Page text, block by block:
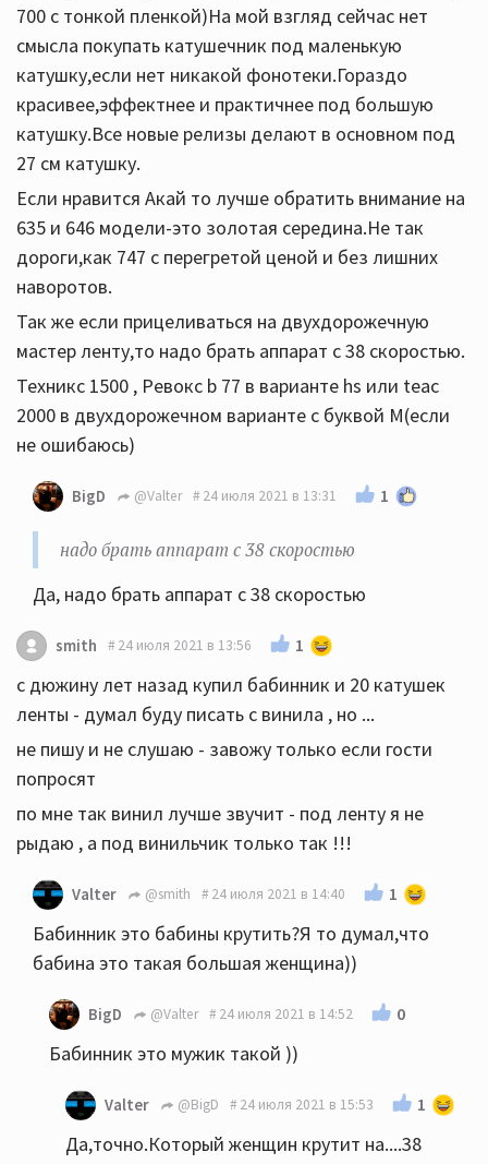
700 с тонкой пленкой)На мой взгляд сейчас нет
смысла покупать катушечник под маленькую
катушку,если нет никакой фонотеки.Гораздо
красивее,эффектнее и практичнее под большую
катушку.Все новые релизы делают в основном под
27 см катушку.
Если нравится Акай то лучше обратить внимание на
635 и 646 модели-это золотая середина.Не так
дороги,как 747 с перегретой ценой и без лишних
наворотов.
Так же если прицеливаться на двухдорожечную
мастер ленту,то надо брать аппарат с 38 скоростью.
Техникс 1500 , Ревокс b 77 в варианте hs или teac
2000 в двухдорожечном варианте с буквой М(если
не ошибаюсь)
BigD @Valter 24 июля 2021 в 13:31 1
надо брать аппарат с 38 скоростью
Да, надо брать аппарат с 38 скоростью
smith 24 июля 2021 в 13:56 1
с дюжину лет назад купил бабинник и 20 катушек
ленты - думал буду писать с винила , но ...
не пишу и не слушаю - завожу только если гости
попросят
по мне так винил лучше звучит - под ленту я не
рыдаю , а под винильчик только так !!!
Valter @smith 24 июля 2021 в 14:40 1
Бабинник это бабины крутить?Я то думал,что
бабина это такая большая женщина))
BigD @Valter 24 июля 2021 в 14:52 0
Бабинник это мужик такой ))
Valter @BigD 24 июля 2021 в 15:53 1
Да,точно.Который женщин крутит на....38